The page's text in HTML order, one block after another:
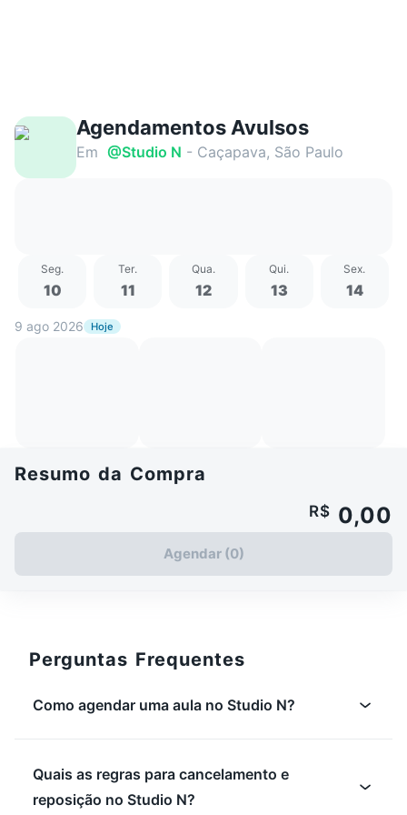
Agendamentos Avulsos
Em @Studio N - Caçapava, São Paulo
Seg.
10
Ter.
11
Qua.
12
Qui.
13
Sex.
14
9 ago 2026 Hoje
Resumo da Compra
R$ 0,00
Agendar (0)
Perguntas Frequentes
Como agendar uma aula no Studio N?
Quais as regras para cancelamento e
reposição no Studio N?